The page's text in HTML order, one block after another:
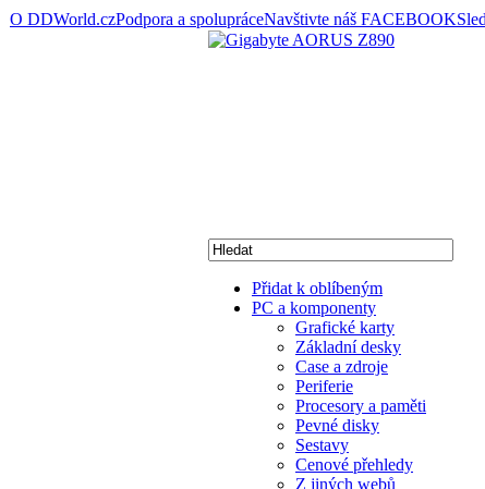
O DDWorld.czPodpora a spolupráceNavštivte náš FACEBOOK
Přidat k oblíbeným
PC a komponenty
Grafické karty
Základní desky
Case a zdroje
Periferie
Procesory a paměti
Pevné disky
Sestavy
Cenové přehledy
Z jiných webů